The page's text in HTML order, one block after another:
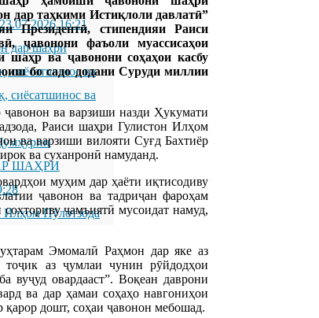
23.07.2026 16:21
дар шаҳри
ва
ва
ШАҲРИ
Илҳом Пӯлотзода
дар таҳкими Истиқлоли давлатӣ”
Президентӣ, стипендияи Раиси
ҷавонони фаъоли муассисаҳои
шаҳр ва ҷавонони соҳаҳои касбу
бо садо додани Суруди миллии
ва варзиши назди Ҳукумати
Раиси шаҳри Гулистон Илҳом
ва варзиши вилояти Суғд Бахтиёр
ва суханронӣ намуданд.
муҳим дар ҳаёти иқтисодиву
ҷавонон ва тадриҷан фароҳам
ҷамъиятӣ мусоидат намуд,
Эмомалӣ Раҳмон дар яке аз
аз ҷумлаи чунин рӯйдодҳои
вуҷуд овардааст”. Воқеан даврони
ва дар ҳамаи соҳаҳо навгониҳои
қарор дошт, соҳаи ҷавонон мебошад.